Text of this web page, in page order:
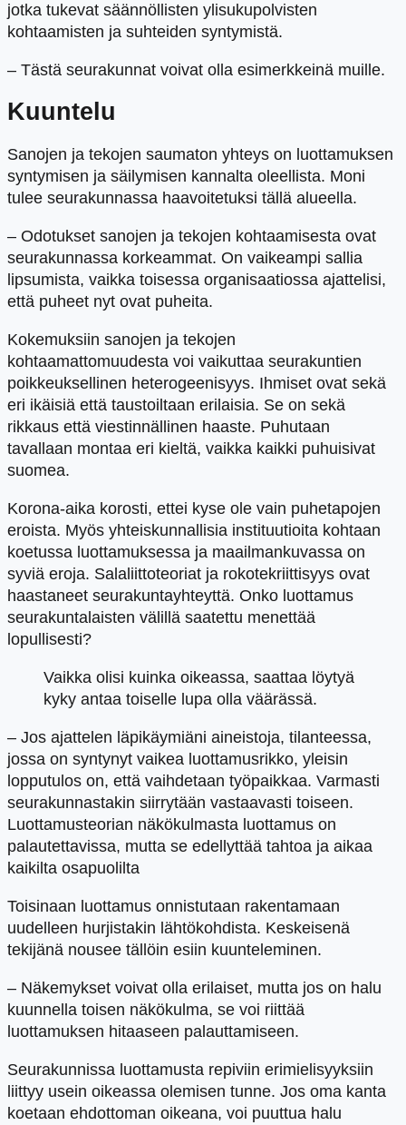
jotka tukevat säännöllisten ylisukupolvisten
kohtaamisten ja suhteiden syntymistä.
– Tästä seurakunnat voivat olla esimerkkeinä muille.
Kuuntelu
Sanojen ja tekojen saumaton yhteys on luottamuksen
syntymisen ja säilymisen kannalta oleellista. Moni
tulee seurakunnassa haavoitetuksi tällä alueella.
– Odotukset sanojen ja tekojen kohtaamisesta ovat
seurakunnassa korkeammat. On vaikeampi sallia
lipsumista, vaikka toisessa organisaatiossa ajattelisi,
että puheet nyt ovat puheita.
Kokemuksiin sanojen ja tekojen
kohtaamattomuudesta voi vaikuttaa seurakuntien
poikkeuksellinen heterogeenisyys. Ihmiset ovat sekä
eri ikäisiä että taustoiltaan erilaisia. Se on sekä
rikkaus että viestinnällinen haaste. Puhutaan
tavallaan montaa eri kieltä, vaikka kaikki puhuisivat
suomea.
Korona-aika korosti, ettei kyse ole vain puhetapojen
eroista. Myös yhteiskunnallisia instituutioita kohtaan
koetussa luottamuksessa ja maailmankuvassa on
syviä eroja. Salaliittoteoriat ja rokotekriittisyys ovat
haastaneet seurakuntayhteyttä. Onko luottamus
seurakuntalaisten välillä saatettu menettää
lopullisesti?
Vaikka olisi kuinka oikeassa, saattaa löytyä
kyky antaa toiselle lupa olla väärässä.
– Jos ajattelen läpikäymiäni aineistoja, tilanteessa,
jossa on syntynyt vaikea luottamusrikko, yleisin
lopputulos on, että vaihdetaan työpaikkaa. Varmasti
seurakunnastakin siirrytään vastaavasti toiseen.
Luottamusteorian näkökulmasta luottamus on
palautettavissa, mutta se edellyttää tahtoa ja aikaa
kaikilta osapuolilta
Toisinaan luottamus onnistutaan rakentamaan
uudelleen hurjistakin lähtökohdista. Keskeisenä
tekijänä nousee tällöin esiin kuunteleminen.
– Näkemykset voivat olla erilaiset, mutta jos on halu
kuunnella toisen näkökulma, se voi riittää
luottamuksen hitaaseen palauttamiseen.
Seurakunnissa luottamusta repiviin erimielisyyksiin
liittyy usein oikeassa olemisen tunne. Jos oma kanta
koetaan ehdottoman oikeana, voi puuttua halu